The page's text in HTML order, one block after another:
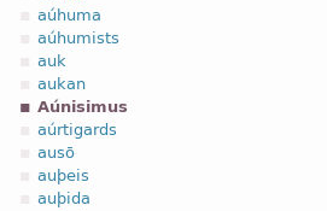
aúhuma
aúhumists
auk
aukan
Aúnisimus
aúrtigards
ausō
auþeis
auþida